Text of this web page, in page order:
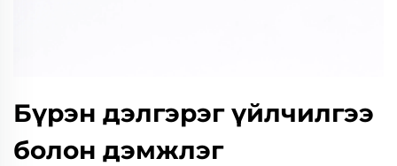
Бүрэн дэлгэрэг үйлчилгээ
болон дэмжлэг